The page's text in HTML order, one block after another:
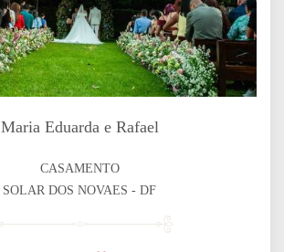
Maria Eduarda e Rafael
CASAMENTO
SOLAR DOS NOVAES - DF